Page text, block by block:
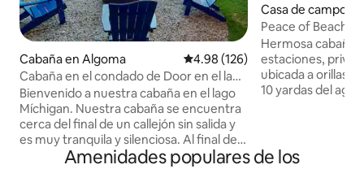
Cabaña en Algoma Calificación promedio: 4.98 de
4.98 (126)
Cabaña en el condado de Door en el lago
Míchigan | ¡Sin gastos de limpieza!
Bienvenido a nuestra cabaña en el lago
Míchigan. Nuestra cabaña se encuentra
cerca del final de un callejón sin salida y
es muy tranquila y silenciosa. Al final de
la carretera hay un parque histórico del
Casa de campo
n Bay
Peace of Beach,
mar de 4
Hermosa cabaña
estaciones,
ubicada a orillas
10 yardas del
con comedor de
Amenidades populares de los